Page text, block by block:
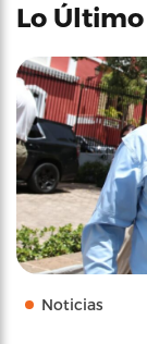
Lo Último
Noticias